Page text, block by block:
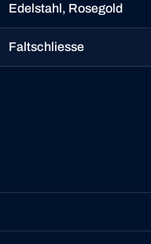
Edelstahl, Rosegold
Faltschliesse